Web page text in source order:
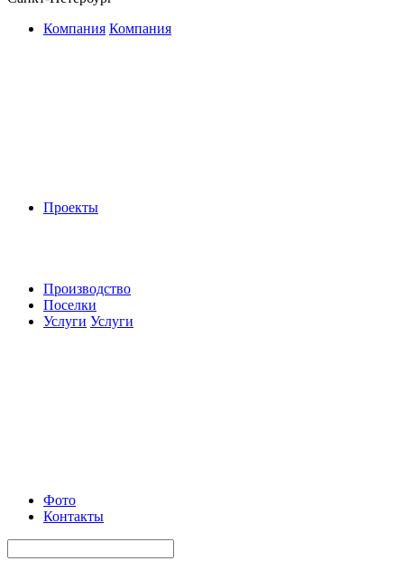
Компания Компания
Проекты
Производство
Поселки
Услуги Услуги
Фото
Контакты